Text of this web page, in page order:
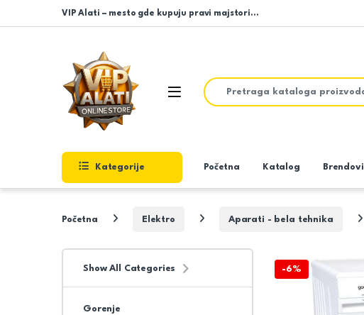
Skip to navigation
Skip to content
VIP Alati – mesto gde kupuju pravi majstori…
Open
Search for:
Kategorije Početna Katalog Brendovi
Početna Elektro Aparati - bela tehnika
-6%
Show All Categories
Gorenje